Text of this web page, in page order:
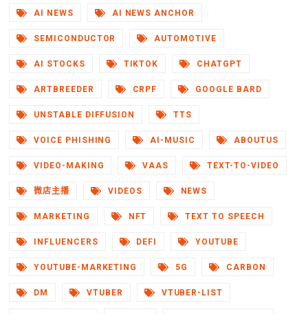
AI NEWS AI NEWS ANCHOR
SEMICONDUCTOR AUTOMOTIVE
AI STOCKS TIKTOK CHATGPT
ARTBREEDER CRPF GOOGLE BARD
UNSTABLE DIFFUSION TTS
VOICE PHISHING AI-MUSIC ABOUTUS
VIDEO-MAKING VAAS TEXT-TO-VIDEO
微店主播 VIDEOS NEWS
MARKETING NFT TEXT TO SPEECH
INFLUENCERS DEFI YOUTUBE
YOUTUBE-MARKETING 5G CARBON
DM VTUBER VTUBER-LIST